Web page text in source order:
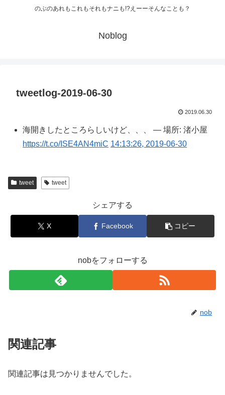
のぶのあれもこれもそれもナニも!?えーーそんなことも？
Noblog
tweetlog-2019-06-30
2019.06.30
海開きしたところらしいけど、、、 — 場所: 渚小屋
https://t.co/ISE4AN4miC 14:13:26, 2019-06-30
tweet tweet
シェアする
X Facebook コピー
nobをフォローする
nob
関連記事
関連記事は見つかりませんでした。